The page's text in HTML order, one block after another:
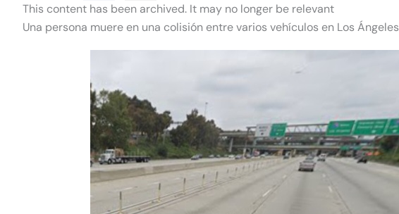
This content has been archived. It may no longer be relevant
Una persona muere en una colisión entre varios vehículos en Los Ángeles